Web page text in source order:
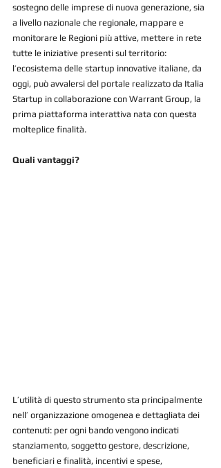
sostegno delle imprese di nuova generazione, sia
a livello nazionale che regionale, mappare e
monitorare le Regioni più attive, mettere in rete
tutte le iniziative presenti sul territorio:
l’ecosistema delle startup innovative italiane, da
oggi, può avvalersi del portale realizzato da Italia
Startup in collaborazione con Warrant Group, la
prima piattaforma interattiva nata con questa
molteplice finalità.
Quali vantaggi?
L’utilità di questo strumento sta principalmente
nell’ organizzazione omogenea e dettagliata dei
contenuti: per ogni bando vengono indicati
stanziamento, soggetto gestore, descrizione,
beneficiari e finalità, incentivi e spese,